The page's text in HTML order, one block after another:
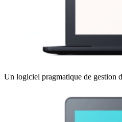
Un logiciel pragmatique de gestion